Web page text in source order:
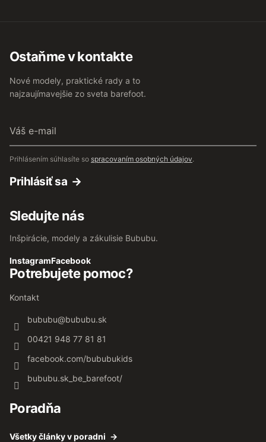
Ostaňme v kontakte
Nové modely, praktické rady a to
najzaujímavejšie zo sveta barefoot.
e-
mail
Prihlásením súhlasíte so spracovaním osobných údajov.
Prihlásiť sa
Sledujte nás
Inšpirácie, modely a zákulisie Bububu.
InstagramFacebook
Potrebujete pomoc?
Kontakt
bububu@bububu.sk
00421 948 77 81 81
facebook.com/bububukids
bububu.sk_be_barefoot/
Poradňa
Všetky články v poradni